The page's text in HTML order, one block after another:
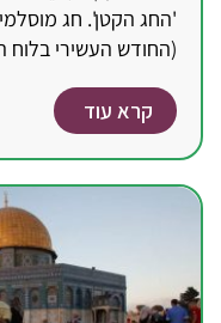
'החג הקטן'. חג
(החודש העשירי
קרא עוד